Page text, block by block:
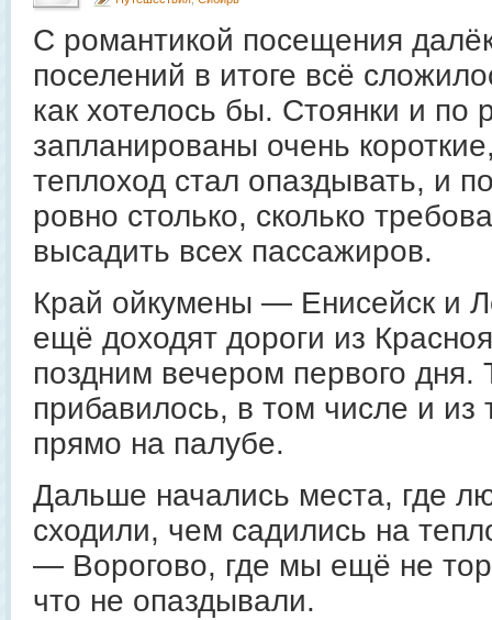
С романтикой посещения
поселений в итоге всё
как хотелось бы. Стоянки и по
запланированы очень
теплоход стал опаздывать, и
ровно столько, сколько
высадить всех пассажиров.
Край ойкумены — Енисейск и
ещё доходят дороги из
поздним вечером первого
прибавилось, в том числе и из
прямо на палубе.
Дальше начались места, где
сходили, чем садились на
— Ворогово, где мы ещё не
что не опаздывали.